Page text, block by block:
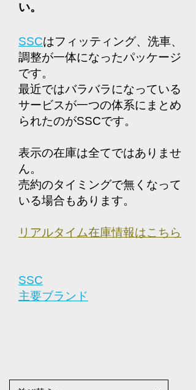
い。
SSCはフィッティング、洗車、
調整が一体になったパッケージ
です。
​最近ではバラバラになっている
サービスが一つの体系にまとめ
られたのがSSCです。
表示の在庫は全てではありませ
ん。
売約のタイミングで無くなって
いる場合もあります。
​リアルタイム在庫情報はこちら
SSC
主要ブランド